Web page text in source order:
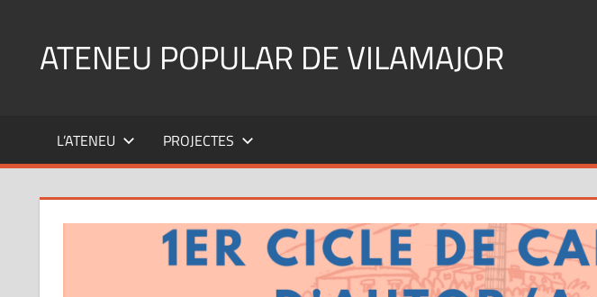
contentATENEU POPULAR DE VILAMAJOR
L’ATENEU PROJECTES